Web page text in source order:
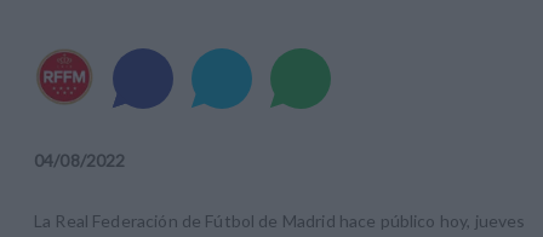
04/08/2022
La Real Federación de Fútbol de Madrid hace público hoy, jueves